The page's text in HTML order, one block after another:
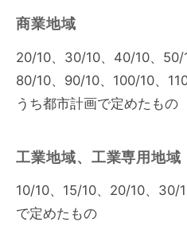
商業地域
20/10、30/10、40/10、50/
80/10、90/10、100/10、
うち都市計画で定めたもの
工業地域、工業専用地域
10/10、15/10、20/10、30/
で定めたもの